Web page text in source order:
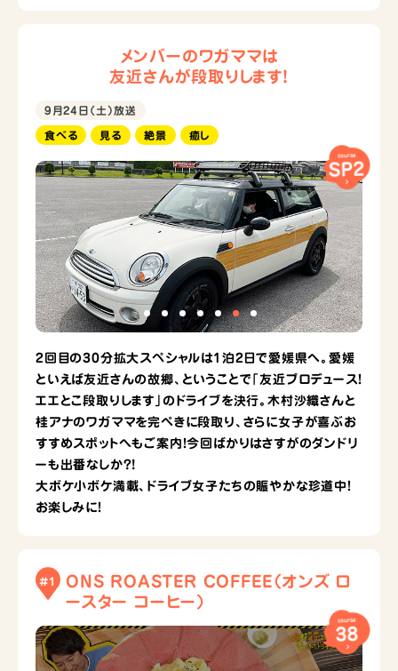
メンバーのワガママは
友近さんが段取りします！
9月24日（土）放送
食べる 見る 絶景 癒し
course
SP2
2回目の30分拡大スペシャルは1泊2日で愛媛県へ。愛媛
といえば友近さんの故郷、ということで「友近プロデュース！
エエとこ段取りします」のドライブを決行。木村沙織さんと
桂アナのワガママを完ぺきに段取り、さらに女子が喜ぶお
すすめスポットへもご案内！今回ばかりはさすがのダンドリ
ーも出番なしか?!
大ボケ小ボケ満載、ドライブ女子たちの賑やかな珍道中！
お楽しみに！
#1 ONS ROASTER COFFEE （オンズ ロ
ースター コーヒー）
course
38